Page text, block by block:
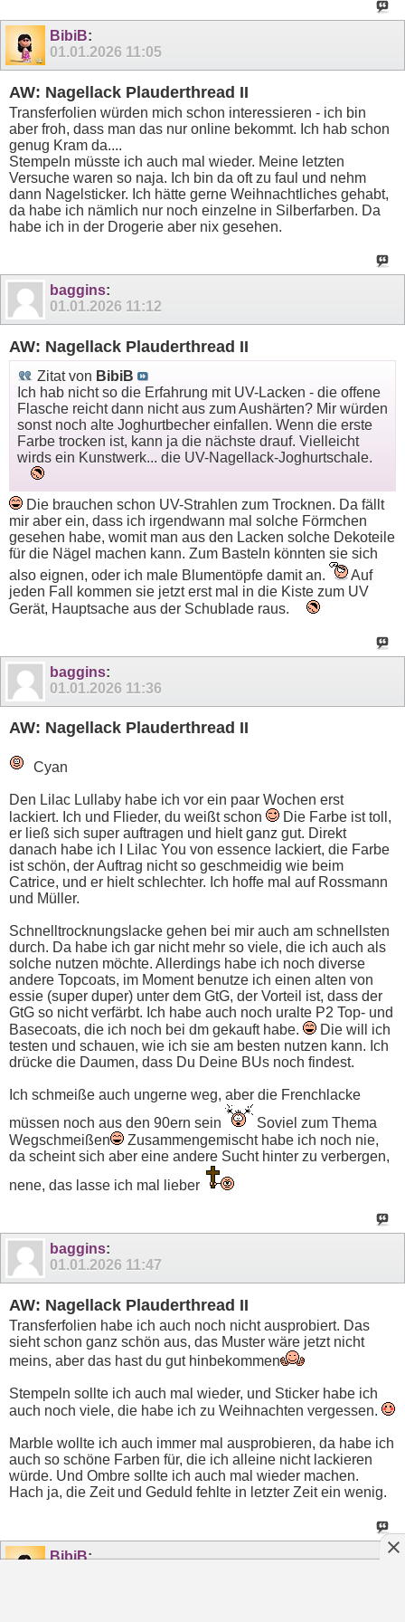
BibiB:
01.01.2026 11:05
AW: Nagellack Plauderthread II
Transferfolien würden mich schon interessieren - ich bin
aber froh, dass man das nur online bekommt. Ich hab schon
genug Kram da....
Stempeln müsste ich auch mal wieder. Meine letzten
Versuche waren so naja. Ich bin da oft zu faul und nehm
dann Nagelsticker. Ich hätte gerne Weihnachtliches gehabt,
da habe ich nämlich nur noch einzelne in Silberfarben. Da
habe ich in der Drogerie aber nix gesehen.
baggins:
01.01.2026 11:12
AW: Nagellack Plauderthread II
Zitat von BibiB
Ich hab nicht so die Erfahrung mit UV-Lacken - die offene
Flasche reicht dann nicht aus zum Aushärten? Mir würden
sonst noch alte Joghurtbecher einfallen. Wenn die erste
Farbe trocken ist, kann ja die nächste drauf. Vielleicht
wirds ein Kunstwerk... die UV-Nagellack-Joghurtschale.
Die brauchen schon UV-Strahlen zum Trocknen. Da fällt
mir aber ein, dass ich irgendwann mal solche Förmchen
gesehen habe, womit man aus den Lacken solche Dekoteile
für die Nägel machen kann. Zum Basteln könnten sie sich
also eignen, oder ich male Blumentöpfe damit an.
Auf
jeden Fall kommen sie jetzt erst mal in die Kiste zum UV
Gerät, Hauptsache aus der Schublade raus.
baggins:
01.01.2026 11:36
AW: Nagellack Plauderthread II
Cyan
Den Lilac Lullaby habe ich vor ein paar Wochen erst
lackiert. Ich und Flieder, du weißt schon
Die Farbe ist toll,
er ließ sich super auftragen und hielt ganz gut. Direkt
danach habe ich I Lilac You von essence lackiert, die Farbe
ist schön, der Auftrag nicht so geschmeidig wie beim
Catrice, und er hielt schlechter. Ich hoffe mal auf Rossmann
und Müller.
Schnelltrocknungslacke gehen bei mir auch am schnellsten
durch. Da habe ich gar nicht mehr so viele, die ich auch als
solche nutzen möchte. Allerdings habe ich noch diverse
andere Topcoats, im Moment benutze ich einen alten von
essie (super duper) unter dem GtG, der Vorteil ist, dass der
GtG so nicht verfärbt. Ich habe auch noch uralte P2 Top- und
Basecoats, die ich noch bei dm gekauft habe.
Die will ich
testen und schauen, wie ich sie am besten nutzen kann. Ich
drücke die Daumen, dass Du Deine BUs noch findest.
Ich schmeiße auch ungerne weg, aber die Frenchlacke
müssen noch aus den 90ern sein
Soviel zum Thema
Wegschmeißen
Zusammengemischt habe ich noch nie,
da scheint sich aber eine andere Sucht hinter zu verbergen,
nene, das lasse ich mal lieber
baggins:
01.01.2026 11:47
AW: Nagellack Plauderthread II
Transferfolien habe ich auch noch nicht ausprobiert. Das
sieht schon ganz schön aus, das Muster wäre jetzt nicht
meins, aber das hast du gut hinbekommen
Stempeln sollte ich auch mal wieder, und Sticker habe ich
auch noch viele, die habe ich zu Weihnachten vergessen.
Marble wollte ich auch immer mal ausprobieren, da habe ich
auch so schöne Farben für, die ich alleine nicht lackieren
würde. Und Ombre sollte ich auch mal wieder machen.
Hach ja, die Zeit und Geduld fehlte in letzter Zeit ein wenig.
BibiB: